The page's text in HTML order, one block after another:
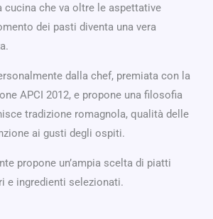
cucina che va oltre le aspettative
dei pasti diventa una vera
dalla chef, premiata con la
APCI 2012, e propone una filosofia
tradizione romagnola, qualità delle
ai gusti degli ospiti.
propone un’ampia scelta di piatti
e ingredienti selezionati.